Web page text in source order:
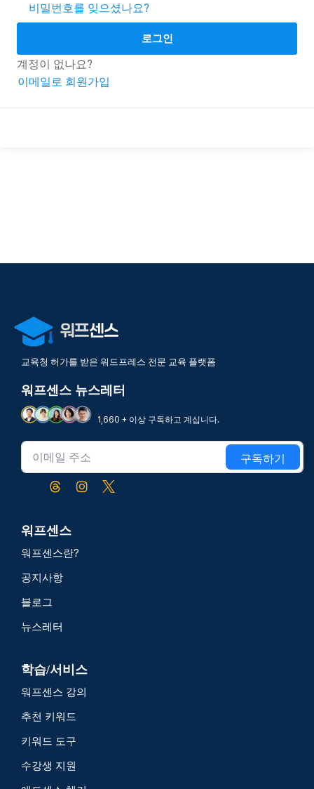
비밀번호를 잊으셨나요?
로그인
계정이 없나요?
이메일로 회원가입
교육청 허가를 받은 워드프레스 전문 교육 플랫폼
워프센스 뉴스레터
1,660 + 이상 구독하고 계십니다.
구독하기
워프센스
워프센스란?
공지사항
블로그
뉴스레터
학습/서비스
워프센스 강의
추천 키워드
키워드 도구
수강생 지원